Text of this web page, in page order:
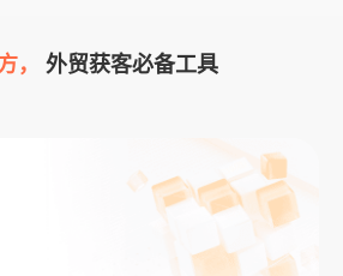
， 外贸获客必备工具